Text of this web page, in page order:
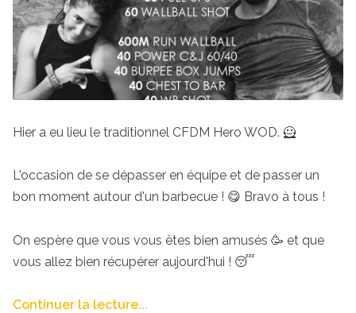
Hier a eu lieu le traditionnel CFDM Hero WOD. 🦸
L'occasion de se dépasser en équipe et de passer un
bon moment autour d'un barbecue ! 😋 Bravo à tous !
On espère que vous vous êtes bien amusés 🥳 et que
vous allez bien récupérer aujourd'hui ! 😴
Continuer la lecture...